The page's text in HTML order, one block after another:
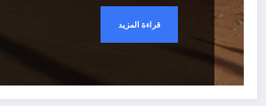
قراءة المزيد